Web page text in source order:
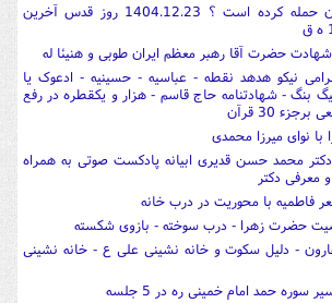
9. چرا ترامپ به ایران حمله کرده است ؟ 1404.12.23 روز قدس آخرین
حضرت آقا رهبر معظم ایران طوبی و هنیئا له
نیکو هدهد نقطه - عباسیه - حسینیه - ادعوک یا
بنگ - شهادتنامه حاج قاسم - هزار و یکقطره در رفع
30 قرآن
نوای میرزا محمدی
دکتر محمد حسن قدیری ابیانه پادکست صوتی به همراه
معرفی دکتر
فاطمیه با محوریت در درب خانه
حضرت زهرا - درب سوخته - بازوی شکسته
- دلیل سکوت و خانه نشینی علی ع - خانه نشینی
حمد امام خمینی ره در 5 جلسه